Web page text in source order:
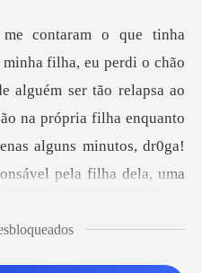
alguém ser tão relapsa ao
na própria filha enquanto